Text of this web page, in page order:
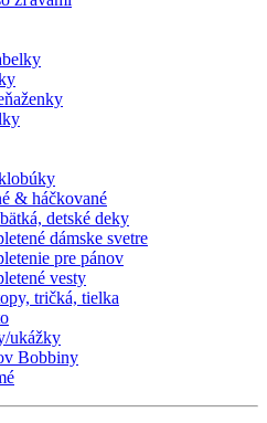
& háčkované
detské deky
dámske svetre
pre pánov
vesty
tričká, tielka
ukážky
Bobbiny